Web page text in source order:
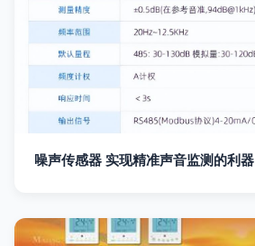
噪声传感器 实现精准声音监测的利器